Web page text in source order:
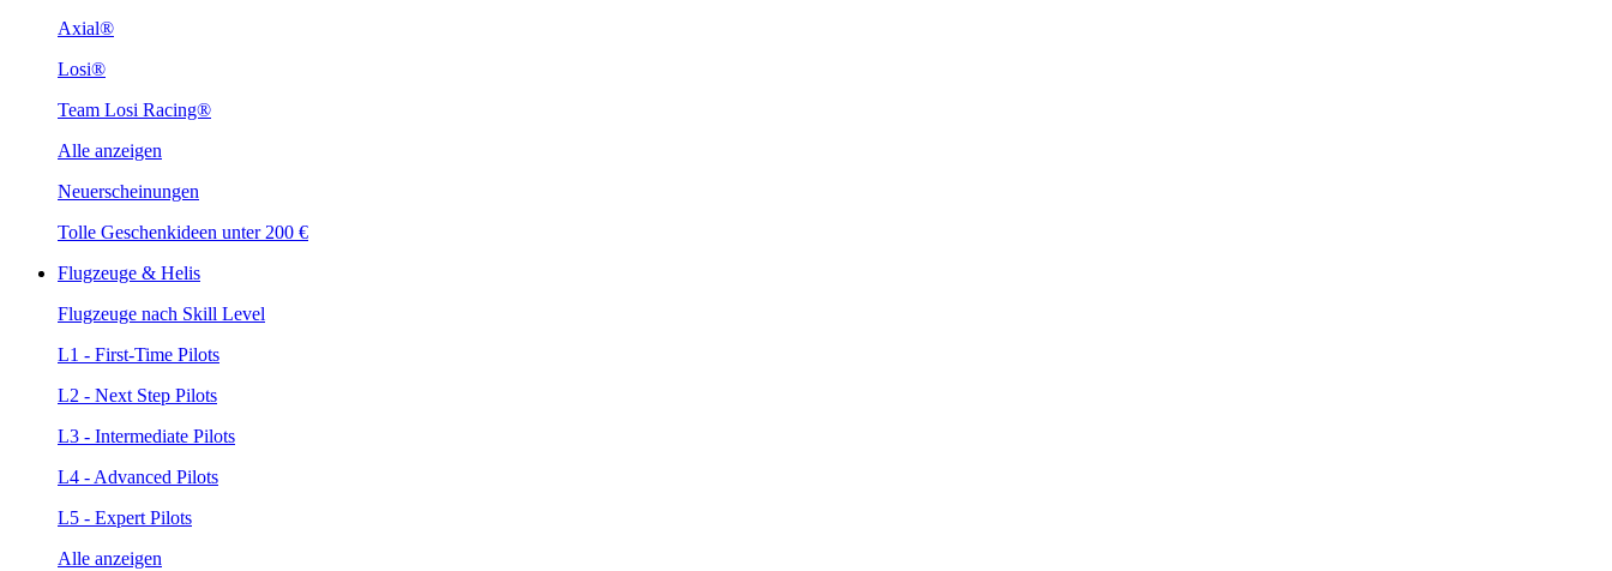
Axial®
Losi®
Team Losi Racing®
Alle anzeigen
Neuerscheinungen
Tolle Geschenkideen unter 200 €
Flugzeuge & Helis
Flugzeuge nach Skill Level
L1 - First-Time Pilots
L2 - Next Step Pilots
L3 - Intermediate Pilots
L4 - Advanced Pilots
L5 - Expert Pilots
Alle anzeigen